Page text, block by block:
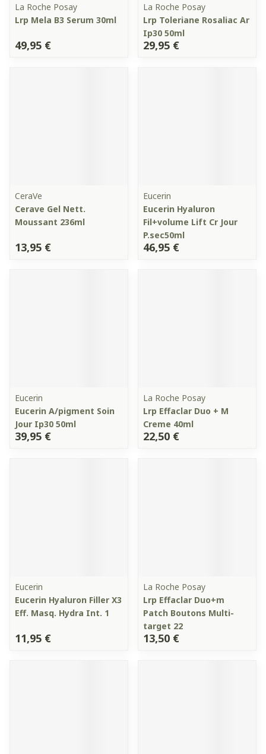
La Roche Posay
Lrp Mela B3 Serum 30ml
49,95 €
La Roche Posay
Lrp Toleriane Rosaliac Ar
Ip30 50ml
29,95 €
CeraVe
Cerave Gel Nett.
Moussant 236ml
13,95 €
Eucerin
Eucerin Hyaluron
Fil+volume Lift Cr Jour
P.sec50ml
46,95 €
Eucerin
Eucerin A/pigment Soin
Jour Ip30 50ml
39,95 €
La Roche Posay
Lrp Effaclar Duo + M
Creme 40ml
22,50 €
Eucerin
Eucerin Hyaluron Filler X3
Eff. Masq. Hydra Int. 1
11,95 €
La Roche Posay
Lrp Effaclar Duo+m
Patch Boutons Multi-
target 22
13,50 €